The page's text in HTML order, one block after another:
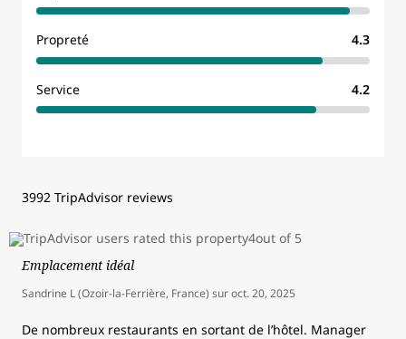
Propreté 4.3
Service 4.2
3992 TripAdvisor reviews
Emplacement idéal
Sandrine L (Ozoir-la-Ferrière, France) suroct. 20, 2025
De nombreux restaurants en sortant de l’hôtel. Manager